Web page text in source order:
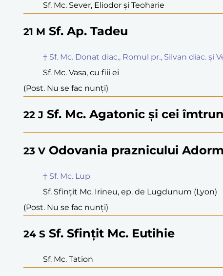
Sf. Mc. Sever, Eliodor și Teoharie
21 M Sf. Ap. Tadeu
† Sf. Mc. Donat diac., Romul pr., Silvan diac. și
Sf. Mc. Vasa, cu fiii ei
(Post. Nu se fac nunți)
22 J Sf. Mc. Agatonic și cei
23 V Odovania praznicului
† Sf. Mc. Lup
Sf. Sfințit Mc. Irineu, ep. de Lugdunum (Lyon)
(Post. Nu se fac nunți)
24 S Sf. Sfințit Mc. Eutihie
Sf. Mc. Tation